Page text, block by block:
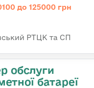
до 125000 грн
РТЦК та СП
обслуги
батареї